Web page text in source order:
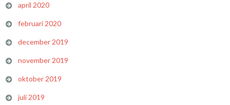
april 2020
februari 2020
december 2019
november 2019
oktober 2019
juli 2019